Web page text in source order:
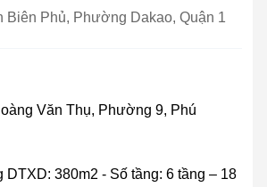
Biên Phủ, Phường Dakao, Quận 1
Văn Thụ, Phường 9, Phú
DTXD: 380m2 - Số tầng: 6 tầng – 18